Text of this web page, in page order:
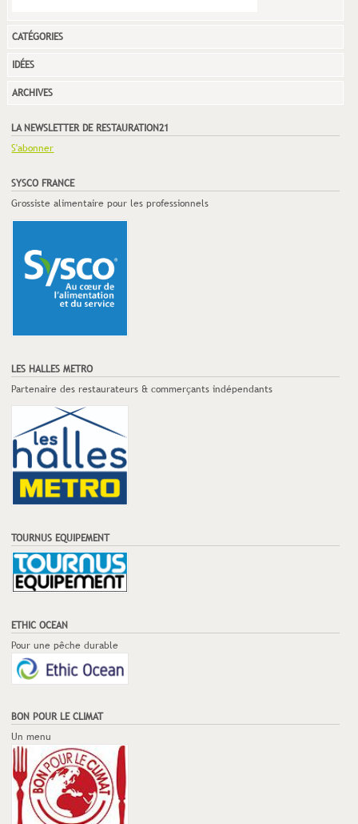
CATÉGORIES
IDÉES
ARCHIVES
LA NEWSLETTER DE RESTAURATION21
S'abonner
SYSCO FRANCE
Grossiste alimentaire pour les professionnels
LES HALLES METRO
Partenaire des restaurateurs & commerçants indépendants
TOURNUS EQUIPEMENT
ETHIC OCEAN
Pour une pêche durable
BON POUR LE CLIMAT
Un menu